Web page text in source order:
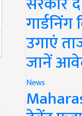
उगाएं
जानें
News